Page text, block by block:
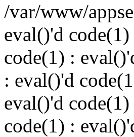
/var/www/
eval()'d
code(1) :
: eval()'d
eval()'d
code(1) :